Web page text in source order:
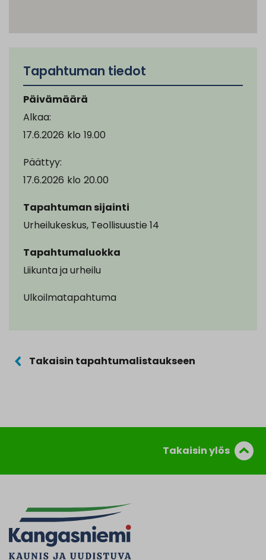
Tapahtuman tiedot
Päivämäärä
Alkaa:
17.6.2026 klo 19.00
Päättyy:
17.6.2026 klo 20.00
Tapahtuman sijainti
Urheilukeskus, Teollisuustie 14
Tapahtumaluokka
Liikunta ja urheilu
Ulkoilmatapahtuma
Takaisin tapahtumalistaukseen
Takaisin ylös